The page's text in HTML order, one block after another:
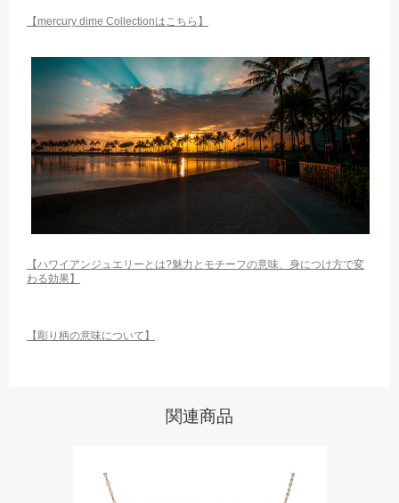
【mercury dime Collectionはこちら】
【ハワイアンジュエリーとは?魅力とモチーフの意味、身につけ方で変
わる効果】
【彫り柄の意味について】
関連商品